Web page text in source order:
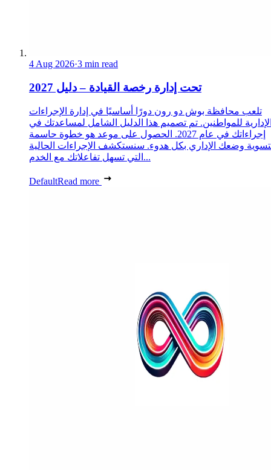
4 Aug 2026·3 min read
تحت إدارة رخصة القيادة – دليل 2027
تلعب محافظة بوش دو رون دورًا أساسيًا في إدارة الإجراءات
للمواطنين. تم تصميم هذا الدليل الشامل لمساعدتك في
إجراءاتك في عام 2027. الحصول على موعد هو خطوة حاسمة
وضعك الإداري بكل هدوء. سنستكشف الإجراءات الحالية
التي تسهل تفاعلاتك مع الخدم...
DefaultRead more